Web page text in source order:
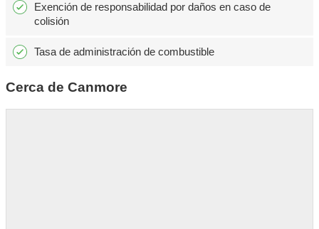
Exención de responsabilidad por daños en caso de
colisión
Tasa de administración de combustible
Cerca de Canmore